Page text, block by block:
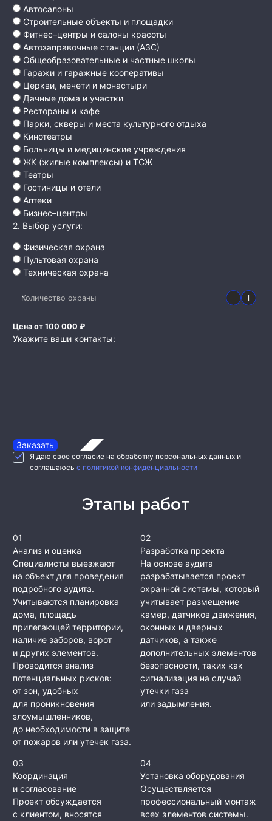
Автосалоны
Строительные объекты и площадки
Фитнес–центры и салоны красоты
Автозаправочные станции (АЗС)
Общеобразовательные и частные школы
Гаражи и гаражные кооперативы
Церкви, мечети и монастыри
Дачные дома и участки
Рестораны и кафе
Парки, скверы и места культурного отдыха
Кинотеатры
Больницы и медицинские учреждения
ЖК (жилые комплексы) и ТСЖ
Театры
Гостиницы и отели
Аптеки
Бизнес–центры
2. Выбор услуги:
Физическая охрана
Пультовая охрана
Техническая охрана
Количество охраны
Цена от 100 000 ₽
Укажите ваши контакты:
Заказать
Я даю свое согласие на обработку персональных данных и
соглашаюсь с политикой конфиденциальности
Этапы работ
01
Анализ и оценка
Специалисты выезжают
на объект для проведения
подробного аудита.
Учитываются планировка
дома, площадь
прилегающей территории,
наличие заборов, ворот
и других элементов.
Проводится анализ
потенциальных рисков:
от зон, удобных
для проникновения
злоумышленников,
до необходимости в защите
от пожаров или утечек газа.
02
Разработка проекта
На основе аудита
разрабатывается проект
охранной системы, который
учитывает размещение
камер, датчиков движения,
оконных и дверных
датчиков, а также
дополнительных элементов
безопасности, таких как
сигнализация на случай
утечки газа
или задымления.
03
Координация
и согласование
Проект обсуждается
с клиентом, вносятся
04
Установка оборудования
Осуществляется
профессиональный монтаж
всех элементов системы.